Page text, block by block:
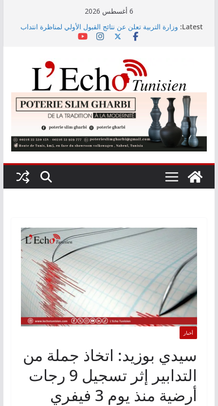
6 أغسطس 2026
Latest: وزارة التربية تعلن عن نتائج القبول الأولي لمناظرة انتداب
أساتذة التعليم الثانوي والفني والتقني بعنوان 2026
حجز 1926 قطعة من المواد المدرسية خلال السداسي
الأول لسنة 2026
مهرجان نابل يراهن على الراب… Kaso نجم سهرة الليلة
مهرجان نابل يراهن على الراب… Kaso نجم سهرة الليلة
أخبار
سيدي بوزيد: اتخاذ جملة من
التدابير إثر تسجيل 9 رجات
أرضية منذ يوم 3 فيفري